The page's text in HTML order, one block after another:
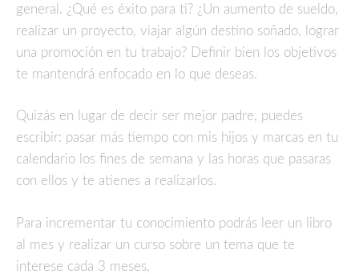
general. ¿Qué es éxito para ti? ¿Un aumento de sueldo,
realizar un proyecto, viajar algún destino soñado, lograr
una promoción en tu trabajo? Definir bien los objetivos
te mantendrá enfocado en lo que deseas.
Quizás en lugar de decir ser mejor padre, puedes
escribir: pasar más tiempo con mis hijos y marcas en tu
calendario los fines de semana y las horas que pasaras
con ellos y te atienes a realizarlos.
Para incrementar tu conocimiento podrás leer un libro
al mes y realizar un curso sobre un tema que te
interese cada 3 meses,